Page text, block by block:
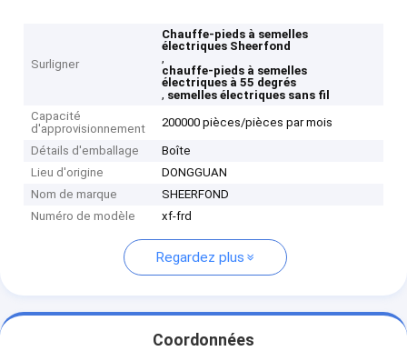
Surligner
Chauffe-pieds à semelles
électriques Sheerfond
,
chauffe-pieds à semelles
électriques à 55 degrés
, semelles électriques sans fil
Capacité
d'approvisionnement
200000 pièces/pièces par mois
Détails d'emballage
Boîte
Lieu d'origine
DONGGUAN
Nom de marque
SHEERFOND
Numéro de modèle
xf-frd
Regardez plus
Coordonnées